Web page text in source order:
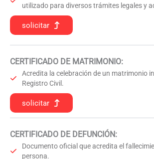
utilizado para diversos trámites legales y
solicitar
CERTIFICADO DE MATRIMONIO:
Acredita la celebración de un matrimonio
Registro Civil.
solicitar
CERTIFICADO DE DEFUNCIÓN:
Documento oficial que acredita el
persona.